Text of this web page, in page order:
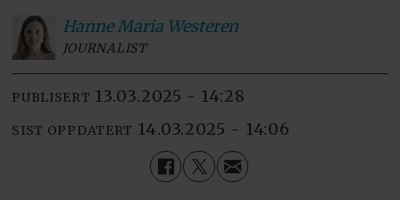
Hanne Maria Westeren
JOURNALIST
PUBLISERT 13.03.2025 - 14:28
SIST OPPDATERT 14.03.2025 - 14:06